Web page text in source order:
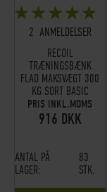
BEDØMMELSE:
95%
2 ANMELDELSER
RECOIL
TRÆNINGSBÆNK
FLAD MAKSVÆGT 300
KG SORT BASIC
PRIS INKL.MOMS
916 DKK
ANTAL PÅ
LAGER:
83
STK.